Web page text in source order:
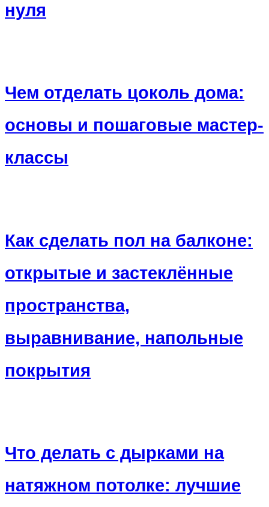
нуля
Чем отделать цоколь дома:
основы и пошаговые мастер-
классы
Как сделать пол на балконе:
открытые и застеклённые
пространства,
выравнивание, напольные
покрытия
Что делать с дырками на
натяжном потолке: лучшие